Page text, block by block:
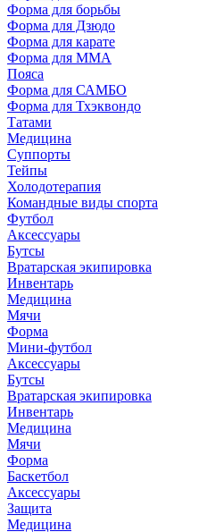
Форма для борьбы
Форма для Дзюдо
Форма для карате
Форма для MMA
Пояса
Форма для САМБО
Форма для Тхэквондо
Татами
Медицина
Суппорты
Тейпы
Холодотерапия
Командные виды спорта
Футбол
Аксессуары
Бутсы
Вратарская экипировка
Инвентарь
Медицина
Мячи
Форма
Мини-футбол
Аксессуары
Бутсы
Вратарская экипировка
Инвентарь
Медицина
Мячи
Форма
Баскетбол
Аксессуары
Защита
Медицина